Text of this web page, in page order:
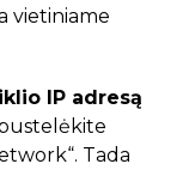
vietiniame
IP adresą
Tada